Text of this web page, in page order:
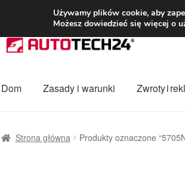
DOSTAWA od
Przejdź
do
Przejdź
do
Dom
Zasady i warunki Zwroty i
Strona główna Produkty oznaczone
Używamy plików cookie, aby
Możesz dowiedzieć się więcej o